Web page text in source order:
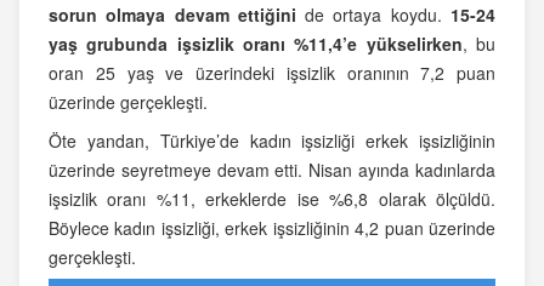
sorun olmaya devam ettiğini de ortaya koydu. 15-24
yaş grubunda işsizlik oranı %11,4’e yükselirken, bu
oran 25 yaş ve üzerindeki işsizlik oranının 7,2 puan
üzerinde gerçekleşti.
Öte yandan, Türkiye’de kadın işsizliği erkek işsizliğinin
üzerinde seyretmeye devam etti. Nisan ayında kadınlarda
işsizlik oranı %11, erkeklerde ise %6,8 olarak ölçüldü.
Böylece kadın işsizliği, erkek işsizliğinin 4,2 puan üzerinde
gerçekleşti.